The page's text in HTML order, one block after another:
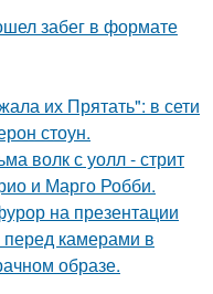
забег в формате
их Прятать": в сети
стоун.
волк с уолл - стрит
и Марго Робби.
на презентации
перед камерами в
образе.